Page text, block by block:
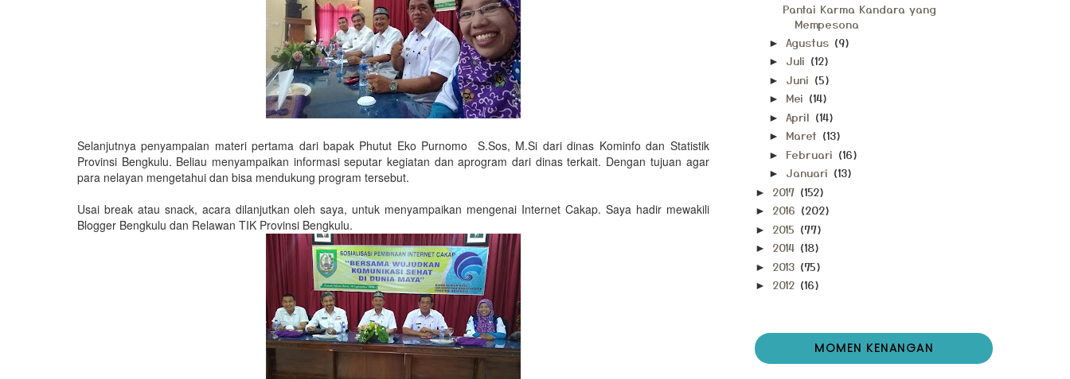
Selanjutnya penyampaian materi pertama dari bapak Phutut Eko Purnomo S.Sos, M.Si dari dinas Kominfo dan Statistik
Provinsi Bengkulu. Beliau menyampaikan informasi seputar kegiatan dan aprogram dari dinas terkait. Dengan tujuan agar
para nelayan mengetahui dan bisa mendukung program tersebut.
Usai break atau snack, acara dilanjutkan oleh saya, untuk menyampaikan mengenai Internet Cakap. Saya hadir mewakili
Blogger Bengkulu dan Relawan TIK Provinsi Bengkulu.
Pantai Karma Kandara yang
Mempesona
► Agustus (9)
► Juli (12)
► Juni (5)
► Mei (14)
► April (14)
► Maret (13)
► Februari (16)
► Januari (13)
► 2017 (152)
► 2016 (202)
► 2015 (77)
► 2014 (18)
► 2013 (75)
► 2012 (16)
MOMEN KENANGAN